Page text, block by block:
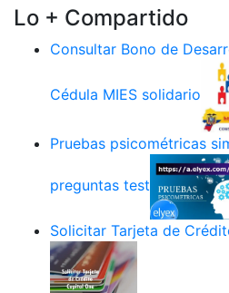
Lo + Compartido
Consultar Bono de
Cédula MIES solidario
Pruebas psicométricas
preguntas test
Solicitar Tarjeta de